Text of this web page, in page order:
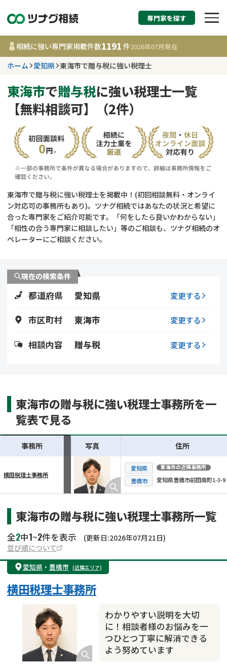
相続税申告・相続手
す
愛知県
事務所
相談内容で探す
相続登記
遺留分侵害額請求
コラム
相続手続き
専門家を探す
相続に強い専門家掲載件数1191 件2026年07月現在
ホーム 愛知県 東海市で贈与税に強い税理士
東海市で贈与税に強い税理士一覧
【無料相談可】（2件）
東海市で贈与税に強い税理士を掲載中！(初回相談無料・オンライ
ン対応可の事務所もあり)。ツナグ相続ではあなたの状況と希望に
合った専門家をご紹介可能です。「何をしたら良いかわからない」
「相性の合う専門家に相談したい」等のご相談も、ツナグ相続のオ
ペレーターにご相談ください。
現在の検索条件
都道府県 愛知県 変更する
市区町村 東海市 変更する
相談内容 贈与税 変更する
東海市の贈与税に強い税理士事務所を一
覧表で見る
横スクロール可能
事務所 写真 住所
横田税理士事務所
愛知県
豊橋市
東海市の近隣事務所
愛知県豊橋市前田南町1-3-9
東海市の贈与税に強い税理士事務所一覧
全2中1~2件を表示
(更新日:2026年07月21日)
並び順について
愛知県 ・ 豊橋市 (近隣エリア)
わかりやすい説明を大切
に！相談者様のお悩みを一
つひとつ丁寧に解消できる
よう努めています
横田税理士事務所